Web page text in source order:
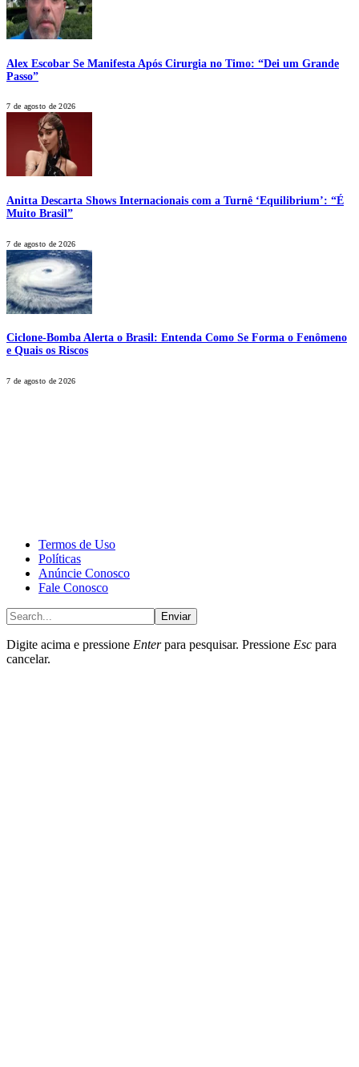
Alex Escobar Se Manifesta Após Cirurgia no Timo: “Dei um Grande
Passo”
7 de agosto de 2026
Anitta Descarta Shows Internacionais com a Turnê ‘Equilibrium’: “É
Muito Brasil”
7 de agosto de 2026
Ciclone-Bomba Alerta o Brasil: Entenda Como Se Forma o Fenômeno
e Quais os Riscos
7 de agosto de 2026
Termos de Uso
Políticas
Anúncie Conosco
Fale Conosco
Enviar
Digite acima e pressione Enterpara pesquisar. Pressione Esc para
cancelar.